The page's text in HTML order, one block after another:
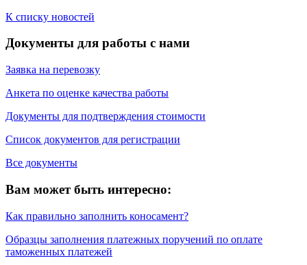
К списку новостей
Документы для работы с нами
Заявка на перевозку
Анкета по оценке качества работы
Документы для подтверждения стоимости
Список документов для регистрации
Все документы
Вам может быть интересно:
Как правильно заполнить коносамент?
Образцы заполнения платежных поручений по оплате
таможенных платежей